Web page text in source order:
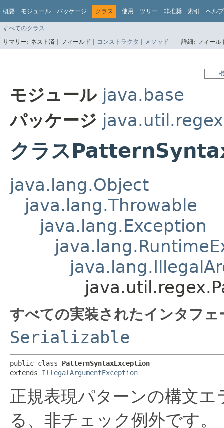
概要 モジュール パッケージ クラス 使用 ツリー 非推奨 索引 ヘルプ
すべてのクラス
サマリー: ネスト済 | フィールド | コンストラクタ | メソッド 詳細: フィー
モジュール java.base
パッケージ java.util.regex
クラス
java.lang.Object
java.lang.Throwable
java.lang.Exception
すべての実装されたインタフ
Serializable
public class PatternSyntaxException
extends IllegalArgumentException
正規表現パターンの構文
る、非チェック例外です。